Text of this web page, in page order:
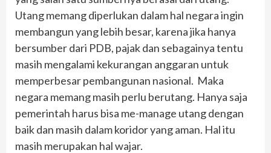
Utang memang diperlukan dalam hal negara ingin
membangun yang lebih besar, karena jika hanya
bersumber dari PDB, pajak dan sebagainya tentu
masih mengalami kekurangan anggaran untuk
memperbesar pembangunan nasional. Maka
negara memang masih perlu berutang. Hanya saja
pemerintah harus bisa me-manage utang dengan
baik dan masih dalam koridor yang aman. Hal itu
masih merupakan hal wajar.